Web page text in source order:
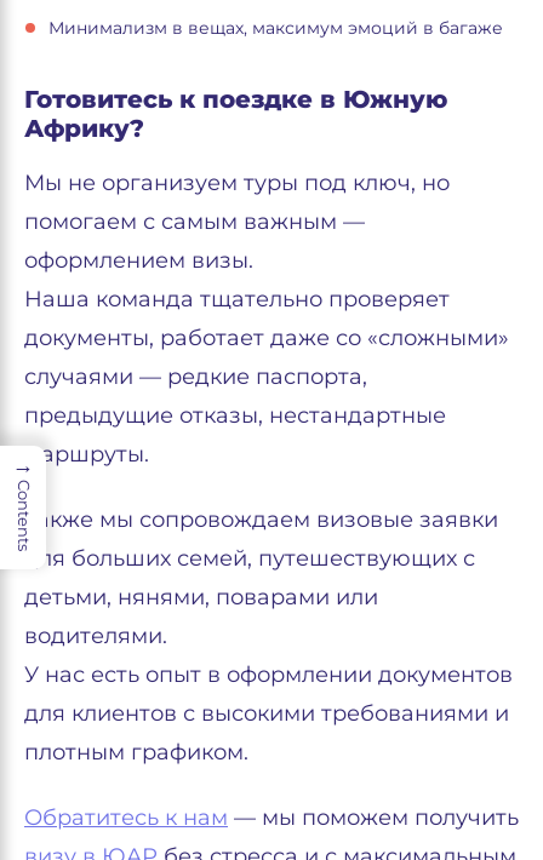
Минимализм в вещах, максимум эмоций в багаже
Готовитесь к поездке в Южную
Африку?
Мы не организуем туры под ключ, но
помогаем с самым важным —
оформлением визы.
Наша команда тщательно проверяет
документы, работает даже со «сложными»
случаями — редкие паспорта,
предыдущие отказы, нестандартные
маршруты.
Также мы сопровождаем визовые заявки
для больших семей, путешествующих с
детьми, нянями, поварами или
водителями.
У нас есть опыт в оформлении документов
для клиентов с высокими требованиями и
плотным графиком.
Обратитесь к нам — мы поможем получить
→
Contents